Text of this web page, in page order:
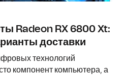
Radeon RX 6800 Xt:
доставки
технологий
компонент компьютера, а